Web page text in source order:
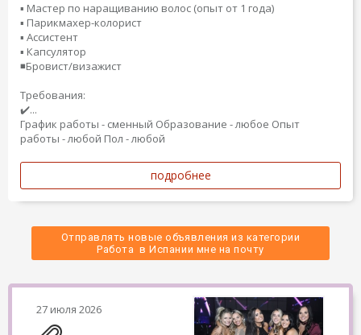
▪️ Мастер по наращиванию волос (опыт от 1 года)
▪️ Парикмахер-колорист
▪️ Ассистент
▪️ Капсулятор
◾️Бровист/визажист
Требования:
✔️...
График работы - сменный Образование - любое Опыт
работы - любой Пол - любой
подробнее
Отправлять новые объявления из категории
Работа  в Испании мне на почту
27 июля 2026